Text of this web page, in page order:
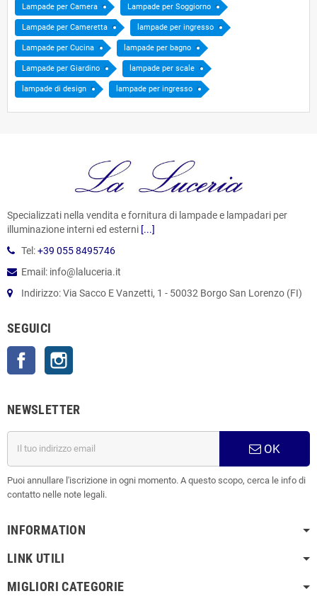
Lampade per Camera Lampade per Soggiorno
Lampade per Cameretta lampade per ingresso
Lampade per Cucina lampade per bagno
Lampade per Giardino lampade per scale
lampade di design lampade per ingresso
Specializzati nella vendita e fornitura di lampade e lampadari per
illuminazione interni ed esterni [...]
Tel:+39 055 8495746
Email: info@laluceria.it
Indirizzo: Via Sacco E Vanzetti, 1 - 50032 Borgo San Lorenzo (FI)
SEGUICI
Facebook
NEWSLETTER
OK
Puoi annullare l'iscrizione in ogni momento. A questo scopo, cerca le info di
contatto nelle note legali.
INFORMATION
LINK UTILI
MIGLIORI CATEGORIE